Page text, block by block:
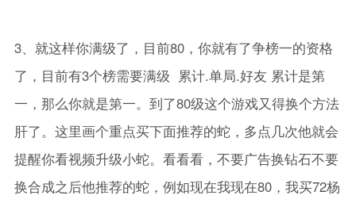
3、就这样你满级了，目前80，你就有了争榜一的资格
了，目前有3个榜需要满级 累计.单局.好友 累计是第
一，那么你就是第一。到了80级这个游戏又得换个方法
肝了。这里画个重点买下面推荐的蛇，多点几次他就会
提醒你看视频升级小蛇。看看看，不要广告换钻石不要
换合成之后他推荐的蛇，例如现在我现在80，我买72杨